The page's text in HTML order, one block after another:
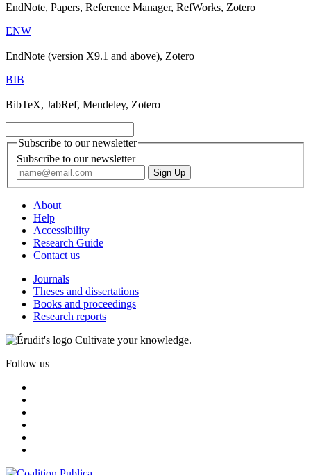
EndNote, Papers, Reference Manager, RefWorks, Zotero
ENW
EndNote (version X9.1 and above), Zotero
BIB
BibTeX, JabRef, Mendeley, Zotero
Subscribe to our newsletter
Subscribe to our newsletter
About
Help
Accessibility
Research Guide
Contact us
Journals
Theses and dissertations
Books and proceedings
Research reports
Cultivate your knowledge.
Follow us